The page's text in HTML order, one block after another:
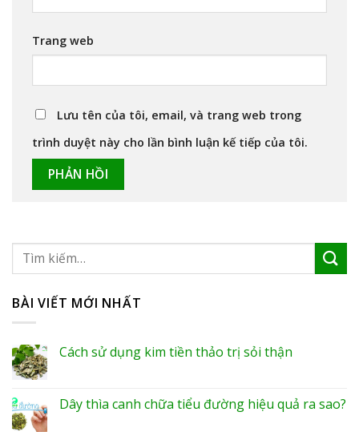
Trang web
Lưu tên của tôi, email, và trang web trong
trình duyệt này cho lần bình luận kế tiếp của tôi.
BÀI VIẾT MỚI NHẤT
Cách sử dụng kim tiền thảo trị sỏi thận
Dây thìa canh chữa tiểu đường hiệu quả ra sao?